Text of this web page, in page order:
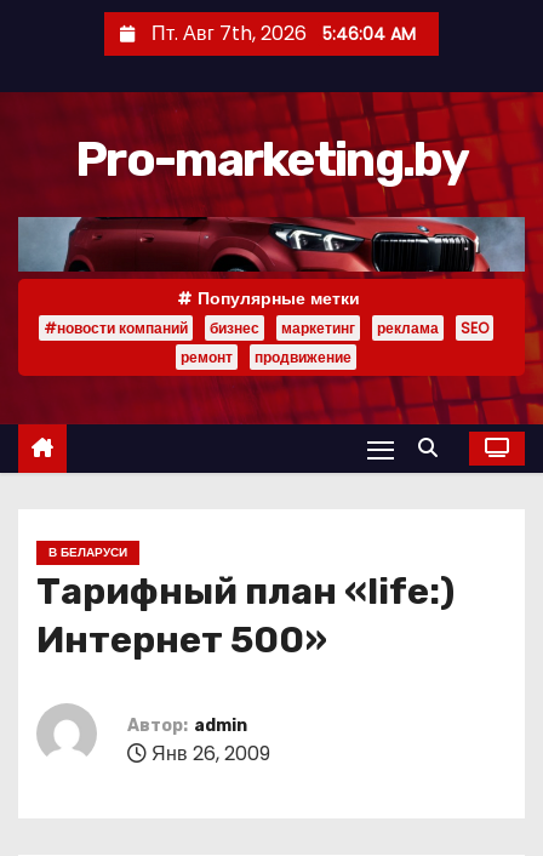
р
Пт. Авг 7th, 2026 5:46:05 AM
Pro-marketing.by
Популярные метки
#новости компаний бизнес маркетинг реклама
SEO
ремонт
продвижение
В БЕЛАРУСИ
Тарифный план «life:)
Интернет 500»
Автор: admin
Янв 26, 2009